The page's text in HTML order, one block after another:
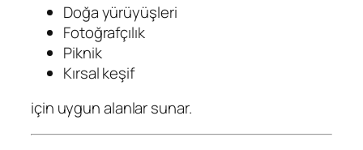
Doğa yürüyüşleri
Fotoğrafçılık
Piknik
Kırsal keşif
için uygun alanlar sunar.